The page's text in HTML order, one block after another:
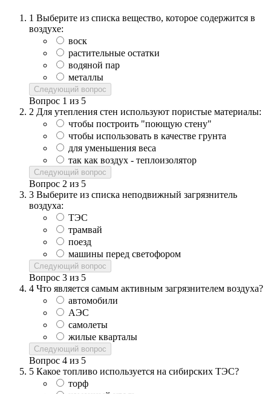
1 Выберите из списка вещество, которое содержится в
воздухе:
воск
растительные остатки
водяной пар
металлы
Следующий вопрос
Вопрос 1 из 5
2 Для утепления стен используют пористые материалы:
чтобы построить "поющую стену"
чтобы использовать в качестве грунта
для уменьшения веса
так как воздух - теплоизолятор
Следующий вопрос
Вопрос 2 из 5
3 Выберите из списка неподвижный загрязнитель
воздуха:
ТЭС
трамвай
поезд
машины перед светофором
Следующий вопрос
Вопрос 3 из 5
4 Что является самым активным загрязнителем воздуха?
автомобили
АЭС
самолеты
жилые кварталы
Следующий вопрос
Вопрос 4 из 5
5 Какое топливо используется на сибирских ТЭС?
торф